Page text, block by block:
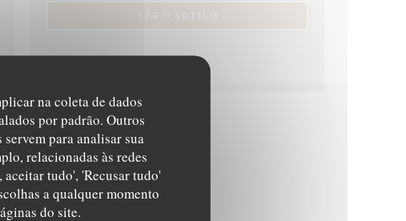
na coleta de dados
por padrão. Outros
para analisar sua
relacionadas às redes
tudo', 'Recusar tudo'
a qualquer momento
do site.
JANELA))